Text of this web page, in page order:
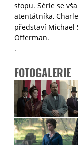
stopu. Série se
atentátníka,
představí Michael
Offerman.
.
FOTOGALERIE